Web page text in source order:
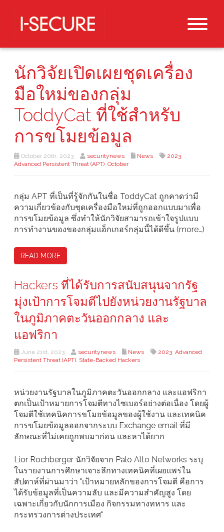
นักวิจัยเปิดเผยชุดเครื่อง
มือใหม่ของกลุ่ม
ToddyCat ที่ใช้สำหรับ
การขโมยข้อมูล
October 20th, 2023 securitynews News 2023,
Advanced Persistent Threat (APT), October
กลุ่ม APT ที่เป็นที่รู้จักกันในชื่อ ToddyCat ถูกคาดว่ามี
ความเกี่ยวข้องกับชุดเครื่องมือใหม่ที่ถูกออกแบบมาเพื่อ
การขโมยข้อมูล ซึ่งทำให้นักวิจัยสามารถเข้าใจรูปแบบ
การทำงานของของกลุ่มแฮ็กเกอร์กลุ่มนี้ได้ดีขึ้น (more…)
READ MORE
Hackers ที่ได้รับการสนับสนุนจากรัฐ
มุ่งเป้าการโจมตีไปยังหน่วยงานรัฐบาล
ในภูมิภาคตะวันออกกลาง และ
แอฟริกา
June 21st, 2023 securitynews News 2023, Advanced
Persistent Threat (APT), State-Backed Hackers
หน่วยงานรัฐบาลในภูมิภาคตะวันออกกลาง และแอฟริกา
ตกเป็นเป้าหมายการโจมตีทางไซเบอร์อย่างต่อเนื่อง โดยผู้
โจมตีใช้เทคนิคการขโมยข้อมูลของผู้ใช้งาน และเทคนิค
การขโมยข้อมูลออกจากระบบ Exchange email ที่มี
ลักษณะที่ไม่เคยถูกพบมาก่อน และหาได้ยาก
Lior Rochberger นักวิจัยจาก Palo Alto Networks ระบุ
ในรายงานการศึกษาเจาะลึกทางเทคนิคที่เผยแพร่ใน
สัปดาห์ที่ผ่านมาว่า "เป้าหมายหลักของการโจมตี คือการ
ได้รับข้อมูลที่เป็นความลับ และมีความสำคัญสูง โดย
เฉพาะเกี่ยวกับนักการเมือง กิจกรรมทางทหาร และ
กระทรวงการต่างประเทศ"